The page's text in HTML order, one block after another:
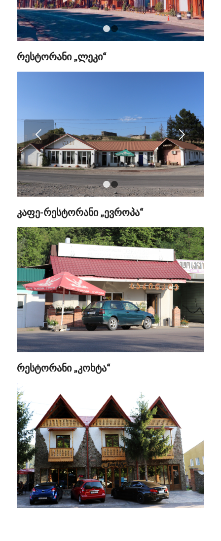
1 2
რესტორანი „ლეკი“
Next
1 2
კაფე-რესტორანი „ევროპა“
რესტორანი „კოხტა“